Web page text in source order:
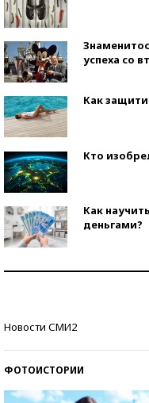
успеха со
Как
Кто
Как
деньгами?
Новости СМИ2
ФОТОИСТОРИИ